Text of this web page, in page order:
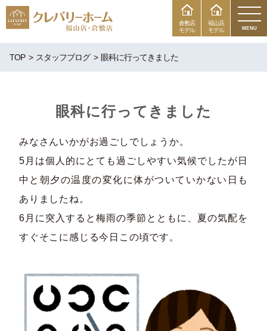
福山店
モデル
倉敷店
モデル
MENU
TOP スタッフブログ 眼科に行ってきました
眼科に行ってきました
みなさんいかがお過ごしでしょうか。
5月は個人的にとても過ごしやすい気候でしたが日
中と朝夕の温度の変化に体がついていかない日も
ありましたね。
6月に突入すると梅雨の季節とともに、夏の気配を
すぐそこに感じる今日この頃です。